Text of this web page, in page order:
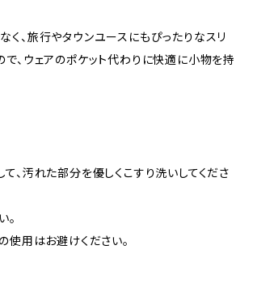
く、旅行やタウンユースにもぴったりなスリ
で、ウェアのポケット代わりに快適に小物を持
、汚れた部分を優しくこすり洗いしてくださ
。
使用はお避けください。